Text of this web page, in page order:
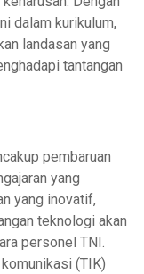
dalam kurikulum,
landasan yang
tantangan
pembaruan
yang
yang inovatif,
teknologi akan
personel TNI.
(TIK)